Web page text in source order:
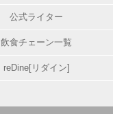
公式ライター
飲食チェーン一覧
reDine[リダイン]